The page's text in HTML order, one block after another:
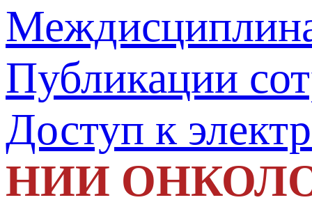
Публикации
Доступ к
НИИ